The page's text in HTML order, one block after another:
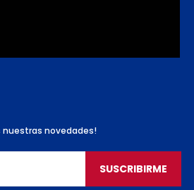
nuestras novedades!
SUSCRIBIRME